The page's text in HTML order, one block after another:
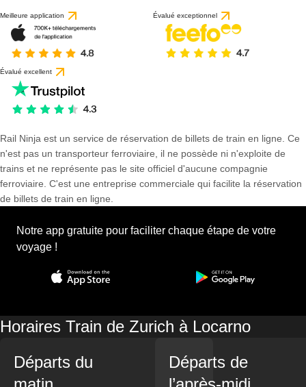
Meilleure application Évalué exceptionnel
Évalué excellent
Rail Ninja est un service de réservation de billets de train en ligne. Ce
n'est pas un transporteur ferroviaire, il ne possède ni n'exploite de
trains et ne représente pas le site officiel d'aucune compagnie
ferroviaire. C'est une entreprise commerciale qui facilite la réservation
de billets de train en ligne.
Notre app gratuite pour faciliter chaque étape de votre
voyage !
Horaires Train de Zurich à Locarno
Départs du
Départs de